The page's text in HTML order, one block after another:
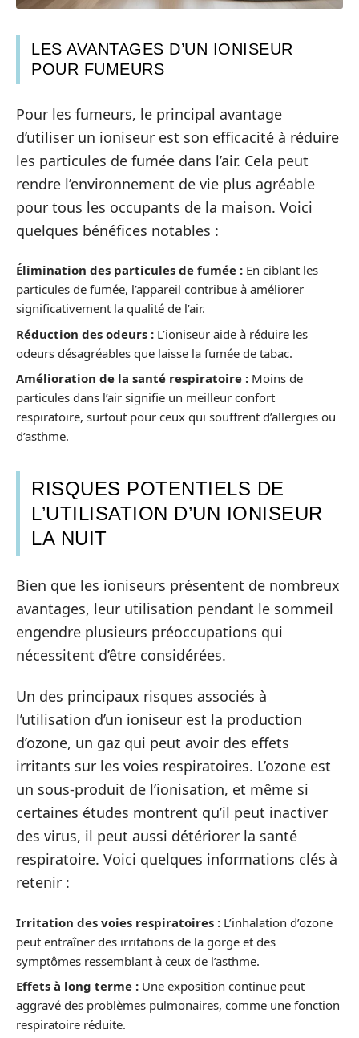
LES AVANTAGES D’UN IONISEUR
POUR FUMEURS
Pour les fumeurs, le principal avantage
d’utiliser un ioniseur est son efficacité à réduire
les particules de fumée dans l’air. Cela peut
rendre l’environnement de vie plus agréable
pour tous les occupants de la maison. Voici
quelques bénéfices notables :
Élimination des particules de fumée : En ciblant les
particules de fumée, l’appareil contribue à améliorer
significativement la qualité de l’air.
Réduction des odeurs : L’ioniseur aide à réduire les
odeurs désagréables que laisse la fumée de tabac.
Amélioration de la santé respiratoire : Moins de
particules dans l’air signifie un meilleur confort
respiratoire, surtout pour ceux qui souffrent d’allergies ou
d’asthme.
RISQUES POTENTIELS DE
L’UTILISATION D’UN IONISEUR
LA NUIT
Bien que les ioniseurs présentent de nombreux
avantages, leur utilisation pendant le sommeil
engendre plusieurs préoccupations qui
nécessitent d’être considérées.
Un des principaux risques associés à
l’utilisation d’un ioniseur est la production
d’ozone, un gaz qui peut avoir des effets
irritants sur les voies respiratoires. L’ozone est
un sous-produit de l’ionisation, et même si
certaines études montrent qu’il peut inactiver
des virus, il peut aussi détériorer la santé
respiratoire. Voici quelques informations clés à
retenir :
Irritation des voies respiratoires : L’inhalation d’ozone
peut entraîner des irritations de la gorge et des
symptômes ressemblant à ceux de l’asthme.
Effets à long terme : Une exposition continue peut
aggravé des problèmes pulmonaires, comme une fonction
respiratoire réduite.